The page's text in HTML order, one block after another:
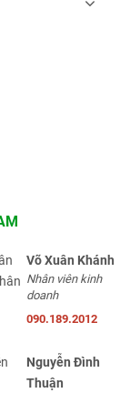
Võ Xuân Khánh
Nhân viên kinh
doanh
090.189.2012
Nguyễn Đình
Thuận